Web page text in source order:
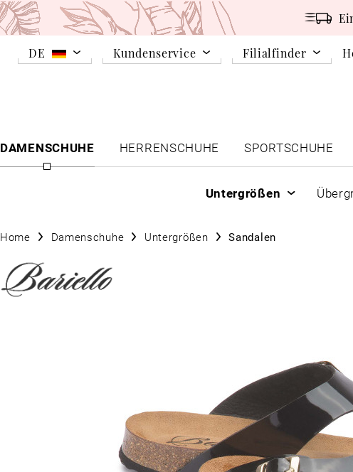
DE Kundenservice Filialfinder
DAMENSCHUHE
HERRENSCHUHE SPORTSCHUHE
Untergrößen
Home Damenschuhe Untergrößen Sandalen